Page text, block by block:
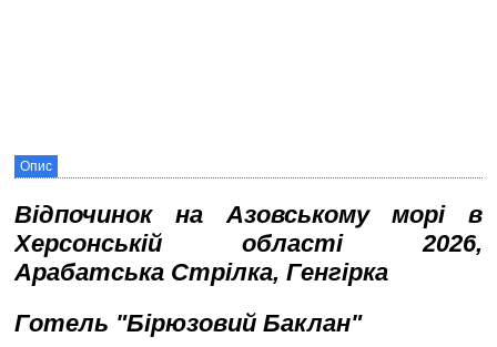
Опис
Відпочинок на Азовському морі в
Херсонській області 2026,
Арабатська Стрілка, Генгірка
Готель "Бірюзовий Баклан"